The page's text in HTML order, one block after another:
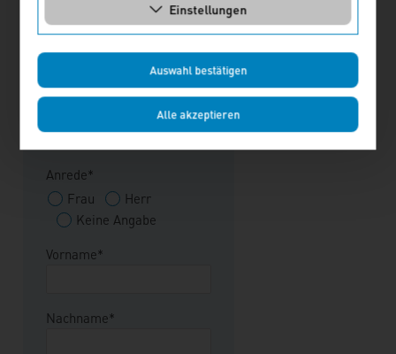
Einstellungen
Auswahl bestätigen
Alle akzeptieren
Rechnungsadresse
Rechnungsadresse
Anrede*
Frau
Herr
Keine Angabe
Vorname*
Nachname*